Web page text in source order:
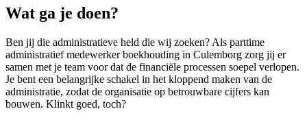
Wat ga je doen?
Ben jij die administratieve held die wij zoeken? Als parttime
administratief medewerker boekhouding in Culemborg zorg jij er
samen met je team voor dat de financiële processen soepel verlopen.
Je bent een belangrijke schakel in het kloppend maken van de
administratie, zodat de organisatie op betrouwbare cijfers kan
bouwen. Klinkt goed, toch?